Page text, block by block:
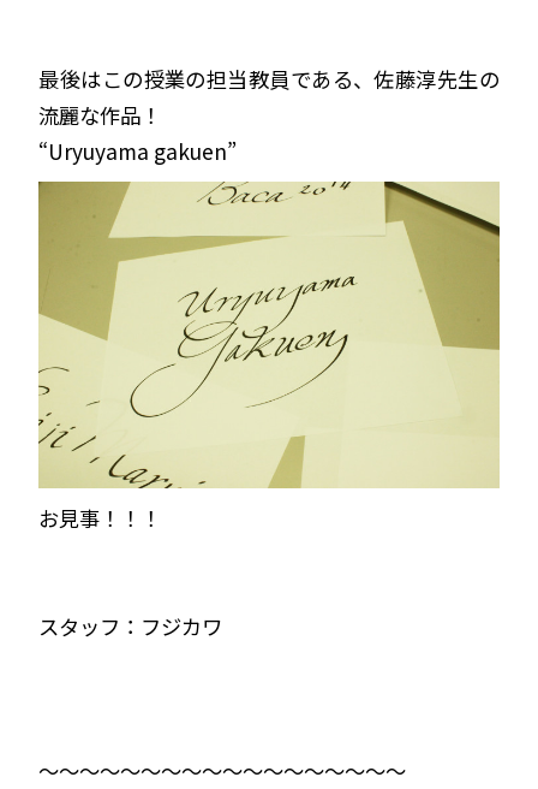
最後はこの授業の担当教員である、佐藤淳先生の
流麗な作品！
“Uryuyama gakuen”
お見事！！！
スタッフ：フジカワ
～～～～～～～～～～～～～～～～～～